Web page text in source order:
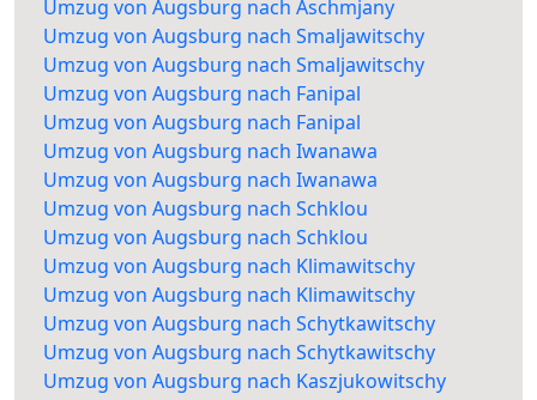
Umzug von Augsburg nach Aschmjany
Umzug von Augsburg nach Smaljawitschy
Umzug von Augsburg nach Smaljawitschy
Umzug von Augsburg nach Fanipal
Umzug von Augsburg nach Fanipal
Umzug von Augsburg nach Iwanawa
Umzug von Augsburg nach Iwanawa
Umzug von Augsburg nach Schklou
Umzug von Augsburg nach Schklou
Umzug von Augsburg nach Klimawitschy
Umzug von Augsburg nach Klimawitschy
Umzug von Augsburg nach Schytkawitschy
Umzug von Augsburg nach Schytkawitschy
Umzug von Augsburg nach Kaszjukowitschy